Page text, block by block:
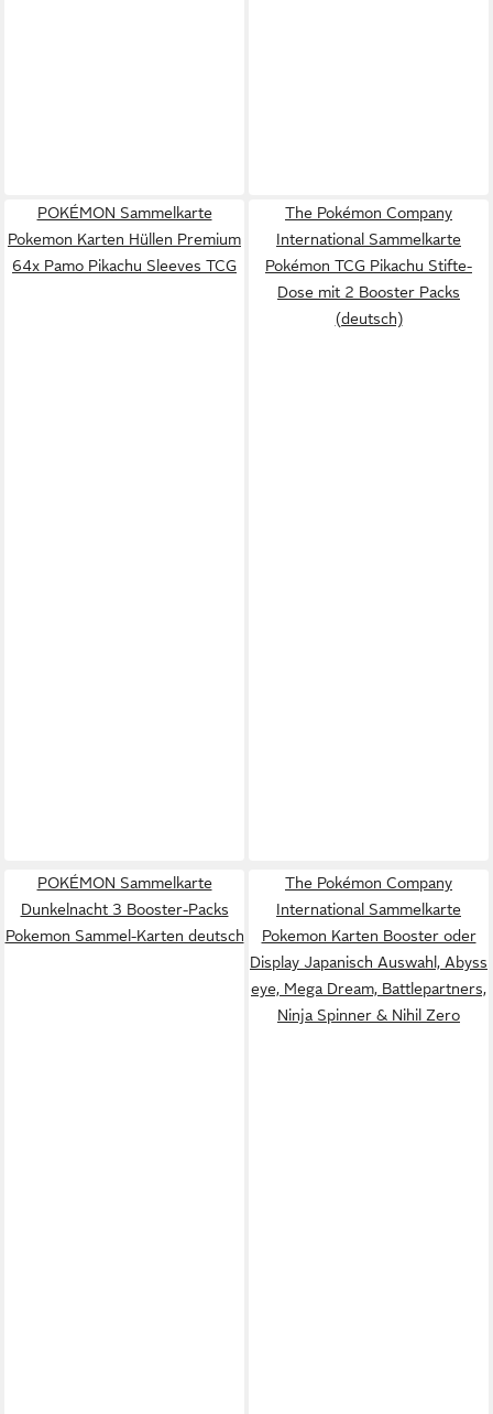
POKÉMON Sammelkarte
Pokemon Karten Hüllen Premium
64x Pamo Pikachu Sleeves TCG
The Pokémon Company
International Sammelkarte
Pokémon TCG Pikachu Stifte-
Dose mit 2 Booster Packs
(deutsch)
POKÉMON Sammelkarte
Dunkelnacht 3 Booster-Packs
Pokemon Sammel-Karten deutsch
The Pokémon Company
International Sammelkarte
Pokemon Karten Booster oder
Display Japanisch Auswahl, Abyss
eye, Mega Dream, Battlepartners,
Ninja Spinner & Nihil Zero